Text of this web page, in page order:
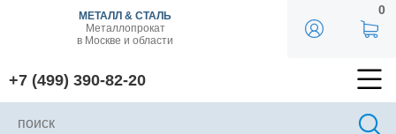
МЕТАЛЛ & СТАЛЬ
Металлопрокат
в Москве и области
+7 (499) 390-82-20
0